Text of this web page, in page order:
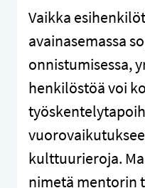
Vaikka
avainasemassa
onnistumisessa,
henkilöstöä voi
kulttuurieroja.
nimetä mentorin